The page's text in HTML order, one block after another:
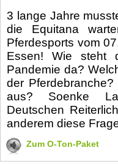
3 lange Jahre
die Equitana
Pferdesports vom
Essen! Wie steht
Pandemie da?
der
aus? Soenke
Deutschen
anderem diese
Zum O-Ton-Paket